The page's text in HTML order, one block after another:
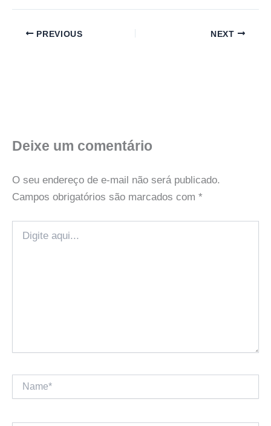
PREVIOUS NEXT
Deixe um comentário
O seu endereço de e-mail não será publicado.
Campos obrigatórios são marcados com *
aqui...